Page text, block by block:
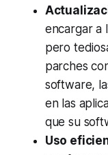
encargar a
pero
parches
software,
en las
que su
Uso